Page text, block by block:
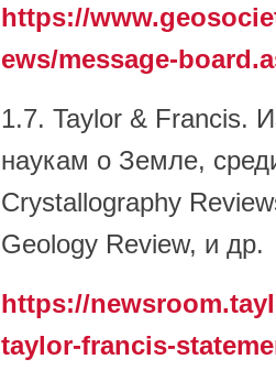
https://
ews/message-
1.7. Taylor & Francis.
наукам о Земле,
Crystallography
Geology Review, и др.
https://
taylor-francis-